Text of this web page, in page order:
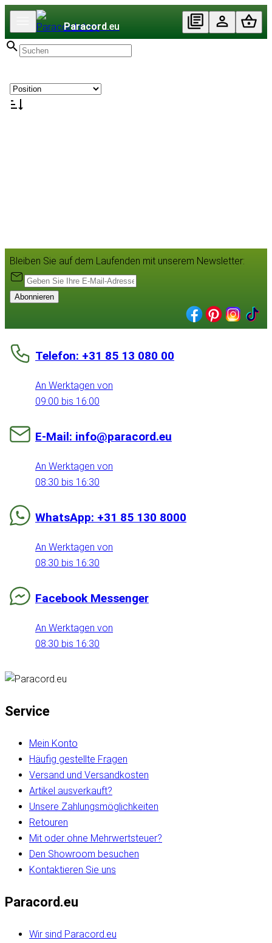
Paracord.eu
Bleiben Sie auf dem Laufenden mit unserem Newsletter:
Abonnieren
Telefon: +31 85 13 080 00
An Werktagen von
09:00 bis 16:00
E-Mail: info@paracord.eu
An Werktagen von
08:30 bis 16:30
WhatsApp: +31 85 130 8000
An Werktagen von
08:30 bis 16:30
Facebook Messenger
An Werktagen von
08:30 bis 16:30
Service
Mein Konto
Häufig gestellte Fragen
Versand und Versandkosten
Artikel ausverkauft?
Unsere Zahlungsmöglichkeiten
Retouren
Mit oder ohne Mehrwertsteuer?
Den Showroom besuchen
Kontaktieren Sie uns
Paracord.eu
Wir sind Paracord.eu